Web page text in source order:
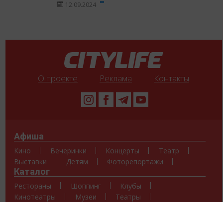
12.09.2024
О проекте Реклама Контакты
Афиша
Кино Вечеринки Концерты
Театр
Выставки
Детям Фоторепортажи
Каталог
Рестораны Шоппинг
Клубы
Кинотеатры
Музеи
Театры